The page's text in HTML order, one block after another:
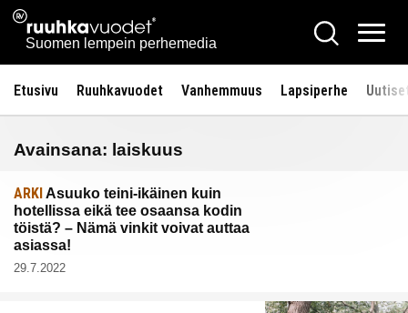
Siirry
sisältöön
Ruuhkavuodet.fi
Suomen lempein perhemedia
Hae
Etusivu Ruuhkavuodet Vanhemmuus Lapsiperhe
Avainsana: laiskuus
ARKIAsuuko teini-ikäinen kuin
hotellissa eikä tee osaansa kodin
töistä? – Nämä vinkit voivat auttaa
asiassa!
29.7.2022